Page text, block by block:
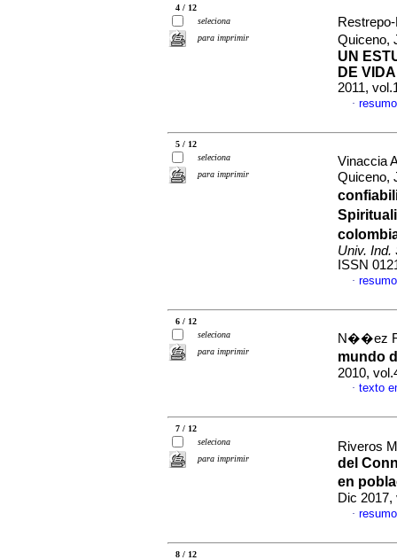
4 / 12
seleciona
para imprimir
Quiceno,
UN
DE
2011,
·
5 / 12
seleciona
para imprimir
Vinaccia
Quiceno,
Univ. Ind.
ISSN
·
6 / 12
seleciona
para imprimir
N��ez
mundo
2010,
· texto
7 / 12
seleciona
para imprimir
Riveros
del
en
Dic 2017,
·
8 / 12